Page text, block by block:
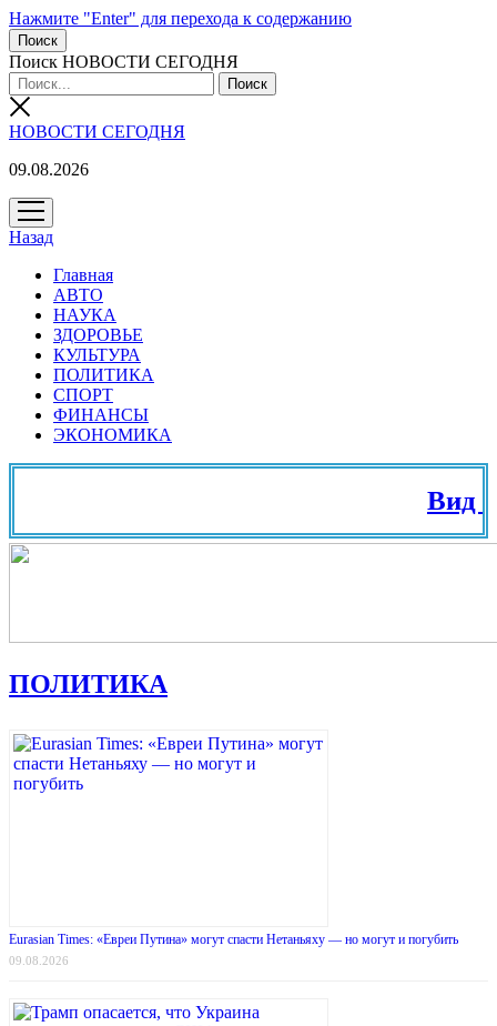
Нажмите "Enter" для перехода к содержанию
Поиск
Поиск НОВОСТИ СЕГОДНЯ
НОВОСТИ СЕГОДНЯ
09.08.2026
открыть
меню
Назад
Главная
АВТО
НАУКА
ЗДОРОВЬЕ
КУЛЬТУРА
ПОЛИТИКА
СПОРТ
ФИНАНСЫ
ЭКОНОМИКА
Вид на
ПОЛИТИКА
Eurasian Times: «Евреи Путина» могут спасти Нетаньяху — но могут и погубить
09.08.2026